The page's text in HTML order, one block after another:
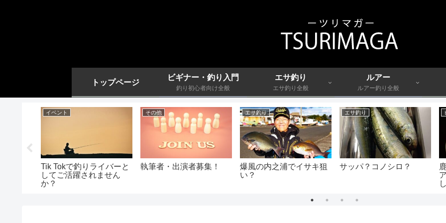
トップページ
ビギナー・釣り入門
釣り初心者向け全般
エサ釣り
エサ釣り全般
ルアー
ルアー釣り全般
イベント
Tik Tokで釣りライバーと
してご活躍されません
か？
その他
執筆者・出演者募集！
エサ釣り
爆風の内之浦でイサキ狙
い？
エサ釣り
サッパ？コノシロ？